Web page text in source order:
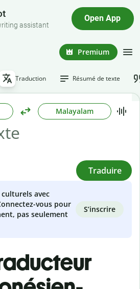
assistant
Open App
Premium
Traduction Résumé de texte
Malayalam
Traduire
culturels avec
vous pour
pas seulement
S’inscrire